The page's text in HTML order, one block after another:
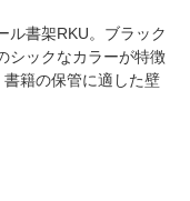
ル書架RKU。ブラック
シックなカラーが特徴
籍の保管に適した壁